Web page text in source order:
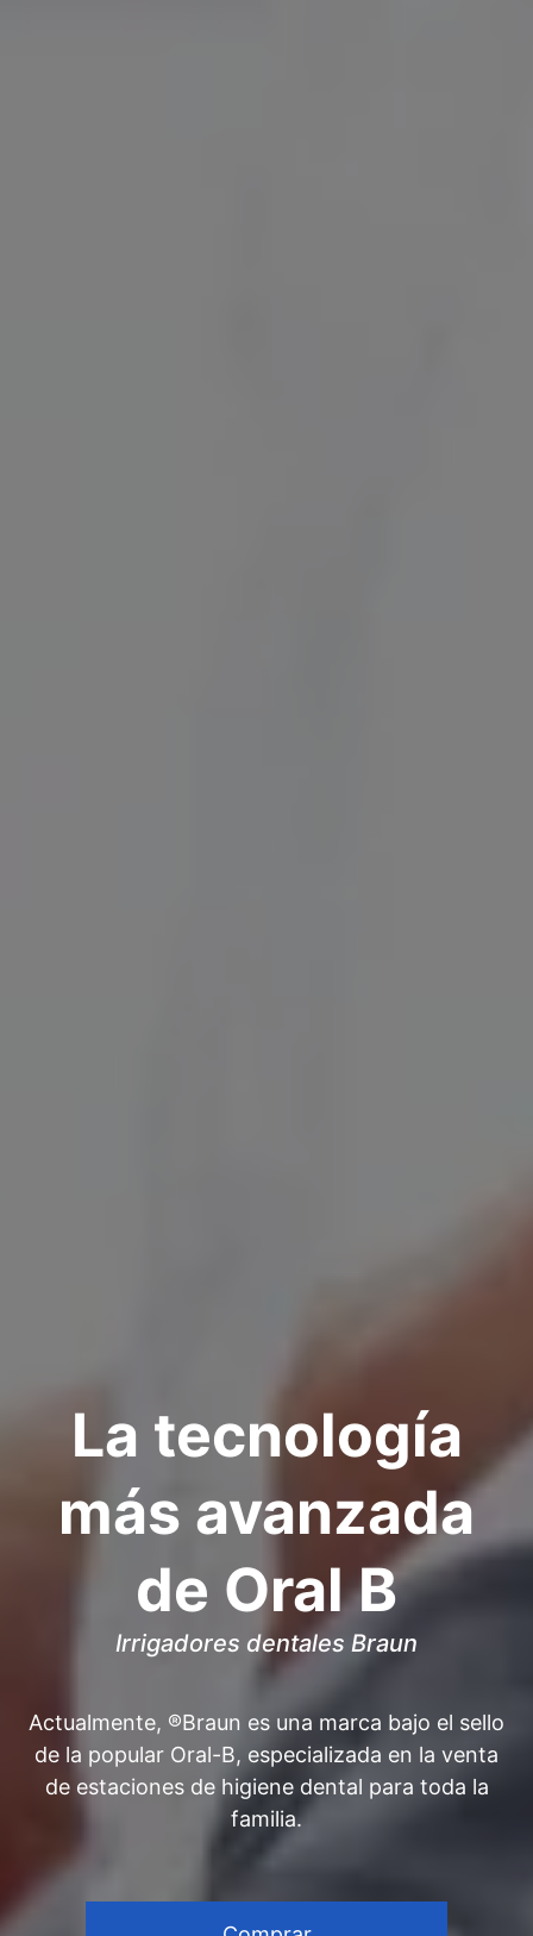
La tecnología
más avanzada
de Oral B
Irrigadores dentales Braun
Actualmente, ®Braun es una marca bajo el sello
de la popular Oral-B, especializada en la venta
de estaciones de higiene dental para toda la
familia.